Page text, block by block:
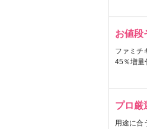
お値段
ファミチ
45％増量
プロ厳
用途に合